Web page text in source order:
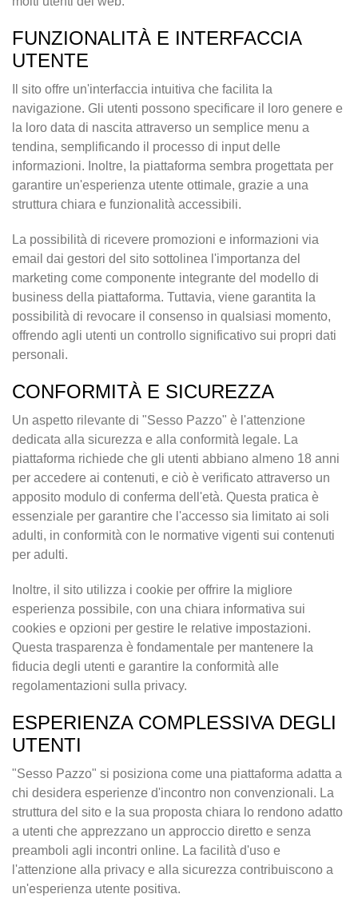
FUNZIONALITÀ E INTERFACCIA
UTENTE
Il sito offre un'interfaccia intuitiva che facilita la
navigazione. Gli utenti possono specificare il loro genere e
la loro data di nascita attraverso un semplice menu a
tendina, semplificando il processo di input delle
informazioni. Inoltre, la piattaforma sembra progettata per
garantire un'esperienza utente ottimale, grazie a una
struttura chiara e funzionalità accessibili.
La possibilità di ricevere promozioni e informazioni via
email dai gestori del sito sottolinea l'importanza del
marketing come componente integrante del modello di
business della piattaforma. Tuttavia, viene garantita la
possibilità di revocare il consenso in qualsiasi momento,
offrendo agli utenti un controllo significativo sui propri dati
personali.
CONFORMITÀ E SICUREZZA
Un aspetto rilevante di "Sesso Pazzo" è l'attenzione
dedicata alla sicurezza e alla conformità legale. La
piattaforma richiede che gli utenti abbiano almeno 18 anni
per accedere ai contenuti, e ciò è verificato attraverso un
apposito modulo di conferma dell'età. Questa pratica è
essenziale per garantire che l'accesso sia limitato ai soli
adulti, in conformità con le normative vigenti sui contenuti
per adulti.
Inoltre, il sito utilizza i cookie per offrire la migliore
esperienza possibile, con una chiara informativa sui
cookies e opzioni per gestire le relative impostazioni.
Questa trasparenza è fondamentale per mantenere la
fiducia degli utenti e garantire la conformità alle
regolamentazioni sulla privacy.
ESPERIENZA COMPLESSIVA DEGLI
UTENTI
"Sesso Pazzo" si posiziona come una piattaforma adatta a
chi desidera esperienze d'incontro non convenzionali. La
struttura del sito e la sua proposta chiara lo rendono adatto
a utenti che apprezzano un approccio diretto e senza
preamboli agli incontri online. La facilità d'uso e
l'attenzione alla privacy e alla sicurezza contribuiscono a
un'esperienza utente positiva.